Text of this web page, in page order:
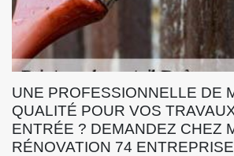
UNE PROFESSIONNELLE DE
QUALITÉ POUR VOS
ENTRÉE ? DEMANDEZ CHEZ
RÉNOVATION 74